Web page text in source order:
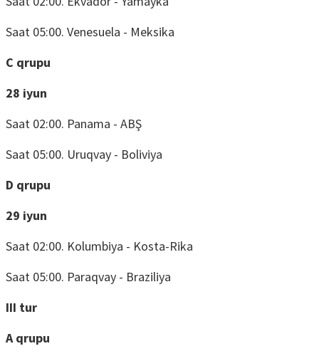
Saat 05:00. Venesuela - Meksika
C qrupu
28 iyun
Saat 02:00. Panama - ABŞ
Saat 05:00. Uruqvay - Boliviya
D qrupu
29 iyun
Saat 02:00. Kolumbiya - Kosta-Rika
Saat 05:00. Paraqvay - Braziliya
III tur
A qrupu